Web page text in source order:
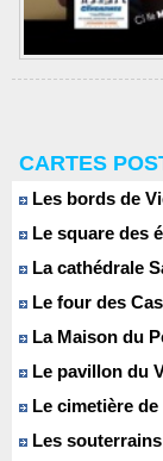
CARTES
Les bords de
Le square des
La cathédrale
Le four des
La Maison du
Le pavillon du
Le cimetière
Les souterrains